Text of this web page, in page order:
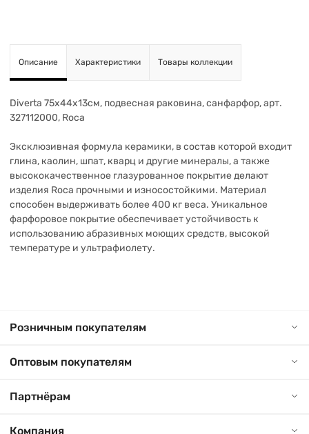
Описание Характеристики Товары коллекции
Diverta 75х44х13см, подвесная раковина, санфарфор, арт.
327112000, Roca
Эксклюзивная формула керамики, в состав которой входит
глина, каолин, шпат, кварц и другие минералы, а также
высококачественное глазурованное покрытие делают
изделия Roca прочными и износостойкими. Материал
способен выдерживать более 400 кг веса. Уникальное
фарфоровое покрытие обеспечивает устойчивость к
использованию абразивных моющих средств, высокой
температуре и ультрафиолету.
Розничным покупателям
Оптовым покупателям
Партнёрам
Компания